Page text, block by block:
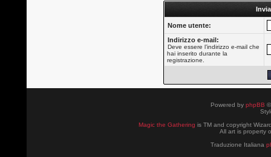
Nome utente:
Indirizzo e-mail:
Deve essere l’indirizzo e-mail che
hai inserito durante la
registrazione.
Powered by phpBB
Magic the Gathering is TM and copyright
All art is property
Traduzione Italiana